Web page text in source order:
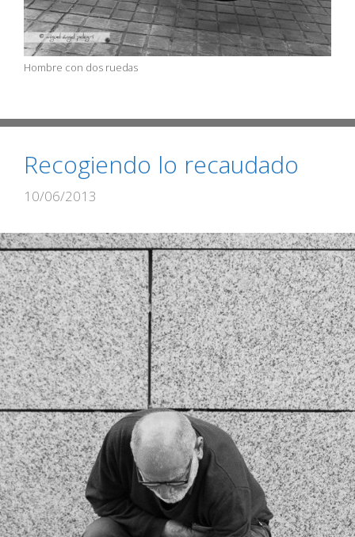
Hombre con dos ruedas
Recogiendo lo recaudado
10/06/2013